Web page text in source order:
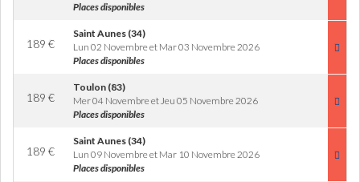
Places disponibles
189 €
Saint Aunes (34)
Lun 02 Novembre et Mar 03 Novembre 2026
Places disponibles
189 €
Toulon (83)
Mer 04 Novembre et Jeu 05 Novembre 2026
Places disponibles
189 €
Saint Aunes (34)
Lun 09 Novembre et Mar 10 Novembre 2026
Places disponibles